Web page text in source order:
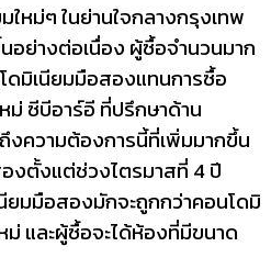
ใหม่ๆ ในย่านใจกลางกรุงเทพ
ย่างต่อเนื่อง ผู้ซื้อจำนวนมาก
ดมิเนียมมือสองแทนการซื้อ
ม่ ซีบีอาร์อี ที่ปรึกษาด้าน
งความต้องการนี้ที่เพิ่มมากขึ้น
งตั้งแต่ช่วงไตรมาสที่ 4 ปี
นียมมือสองมักจะถูกกว่าคอนโดมิ
ม่ และผู้ซื้อจะได้ห้องที่มีขนาด